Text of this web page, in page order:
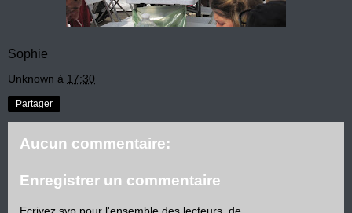
Sophie
Unknown à 17:30
Partager
Aucun commentaire:
Enregistrer un commentaire